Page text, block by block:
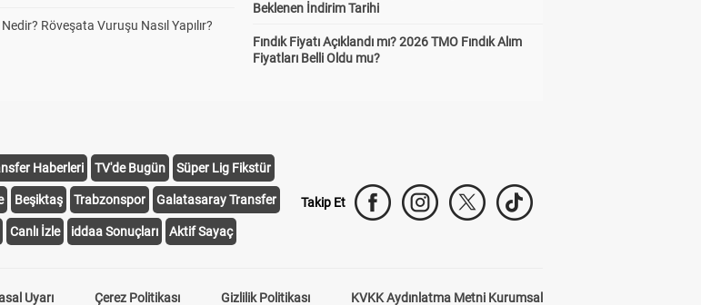
Röveşata Vuruşu Nasıl Yapılır?
Beklenen İndirim Tarihi
Fındık Fiyatı Açıklandı mı? 2026 TMO Fındık Alım
Fiyatları Belli Oldu mu?
Haberleri TV'de Bugün Süper Lig Fikstür
Beşiktaş Trabzonspor Galatasaray Transfer
Canlı İzle iddaa Sonuçları Aktif Sayaç
Takip Et
Uyarı Çerez Politikası Gizlilik Politikası KVKK Aydınlatma Metni Kurumsal